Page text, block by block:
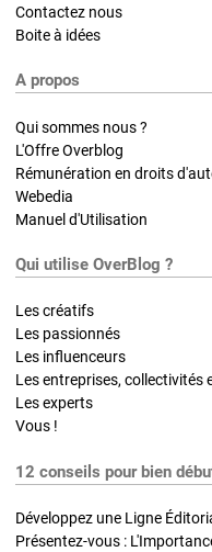
Contactez nous
Boite à idées
A propos
Qui sommes nous ?
L'Offre Overblog
Rémunération en droits
Webedia
Manuel d'Utilisation
Qui utilise OverBlog ?
Les créatifs
Les passionnés
Les influenceurs
Les entreprises, collectivités
Les experts
Vous !
12 conseils pour bien
Développez une Ligne
Présentez-vous :